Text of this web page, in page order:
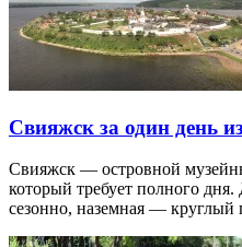
Свияжск за один день
Свияжск — островной
который требует полного дня.
сезонно, наземная —